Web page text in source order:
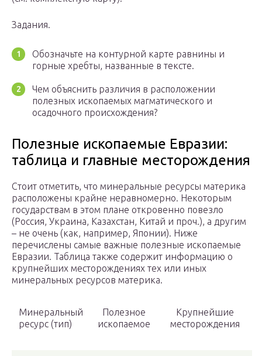
Задания.
Обозначьте на контурной карте равнины и
горные хребты, названные в тексте.
Чем объяснить различия в расположении
полезных ископаемых магматического и
осадочного происхождения?
Полезные ископаемые Евразии:
таблица и главные месторождения
Стоит отметить, что минеральные ресурсы материка
расположены крайне неравномерно. Некоторым
государствам в этом плане откровенно повезло
(Россия, Украина, Казахстан, Китай и проч.), а другим
– не очень (как, например, Японии). Ниже
перечислены самые важные полезные ископаемые
Евразии. Таблица также содержит информацию о
крупнейших месторождениях тех или иных
минеральных ресурсов материка.
Минеральный
ресурс (тип)
Полезное
ископаемое
Крупнейшие
месторождения